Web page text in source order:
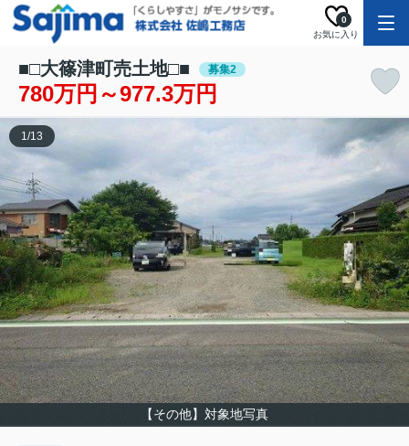
お気に入り
0
■□大篠津町売土地□■ 募集2
780万円～977.3万円
【その他】対象地写真
1/13